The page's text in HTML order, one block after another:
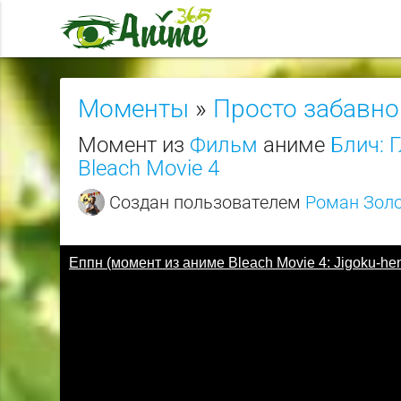
Моменты » Просто забавно
Момент из Фильм аниме Блич:
Bleach Movie 4
Создан пользователем Роман